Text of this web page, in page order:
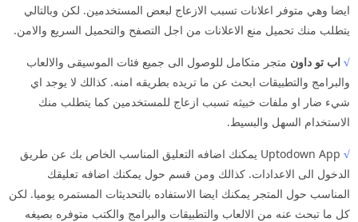
ايضا وهي متوفر اعلانات تسبب الازعاج لبعض المستخدمين. لكن وبالتالي
يتطلب منك تحميل منع الاعلانات من اجل التصفح والتحميل السريع والامن.
√ اب تو داون متجر متكامل للوصول الى جميع فئات الموسيقى والالعاب
والبرامج والتطبيقات ابحث عن ما تريده بطريقه امنه. كذالك لا يوجد اي
شيء ضار او ملفات خبيثه تسبب ازعاج للمستخدمين كما يتطلب منك
الاستخدام السهل والبسيط.
√
Uptodown App يمكنك اضافه التعليق المناسب الخاص بك عن طريق
الدخول الى الاعدادات. كذالك ومن قسم حول يمكنك اضافه تعليقك
المناسب حول المتجر يمكنك ايضا الاستفاده بالتحديثات المستمره يوميا. لكن
كل ما تبحث عنه من الالعاب والتطبيقات والبرامج والكتب متوفره بصيغه